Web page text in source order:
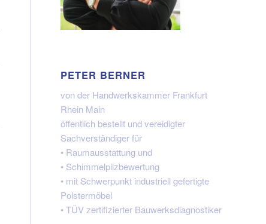
PETER BERNER
von der Handwerkskammer Frankfurt
Rhein Main
öffentlich bestellt und vereidigter
Sachverständiger für
• Raumausstattung und
• Schimmelpilzbewertung
• mit Schwerpunkt industriell gefertigte
Polstermöbel
• TÜV zertifizierter Bauwerksdiagnostiker